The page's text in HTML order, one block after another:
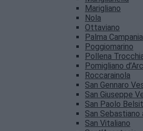
Marigliano
Nola
Ottaviano
Palma Campania
Poggiomarino
Pollena
Pomigliano
Roccarainola
San Gennaro
San Giuseppe
San Paolo
San Sebastiano
San Vitaliano